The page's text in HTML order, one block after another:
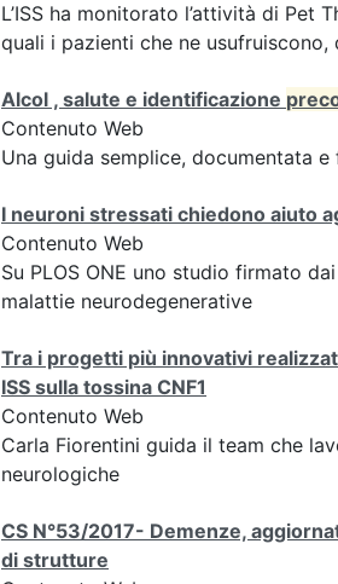
L’ISS ha monitorato l’attività di Pet
quali i pazienti che ne
Alcol , salute e identificazione
Contenuto Web
Una guida semplice, documentata
I neuroni stressati chiedono aiuto
Contenuto Web
Su PLOS ONE uno studio firmato
malattie neurodegenerative
Tra i progetti più innovativi
ISS sulla tossina CNF1
Contenuto Web
Carla Fiorentini guida il team che
neurologiche
CS N°53/2017- Demenze,
di strutture